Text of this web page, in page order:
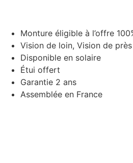
Monture éligible à l’offre
Vision de loin, Vision de
Disponible en solaire
Étui offert
Garantie 2 ans
Assemblée en France